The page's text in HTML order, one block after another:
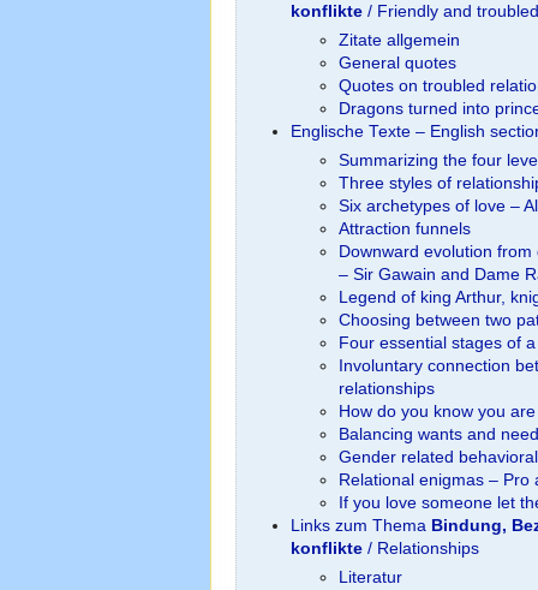
konflikte/ Friendly and
Zitate allgemein
General quotes
Quotes on troubled
Dragons turned into
Englische Texte – English
Summarizing the four
Three styles of
Six archetypes of love –
Attraction funnels
Downward evolution
– Sir Gawain and Dame
Legend of king Arthur,
Choosing between two
Four essential stages of
Involuntary connection
relationships
How do you know you
Balancing wants and
Gender related
Relational enigmas – Pro
If you love someone let
Links zum Thema Bindung,
konflikte/ Relationships
Literatur